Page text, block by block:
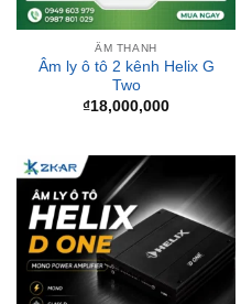
Âm ly ô tô 2 kênh Helix G
Two
18,000,000